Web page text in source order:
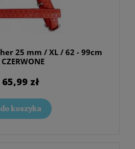
25 mm / XL / 62 - 99cm
65,99 zł
do koszyka